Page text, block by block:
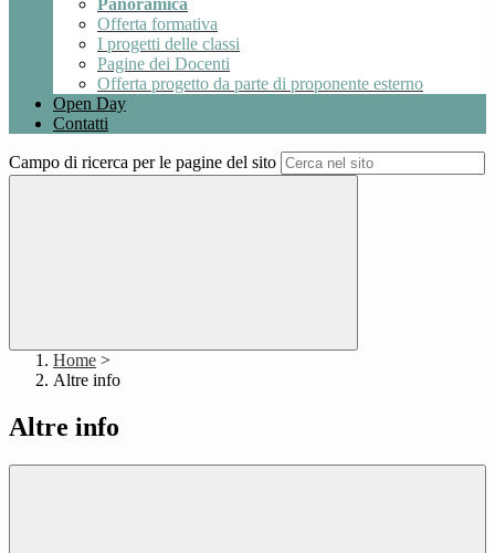
Panoramica
Offerta formativa
I progetti delle classi
Pagine dei Docenti
Offerta progetto da parte di proponente esterno
Open Day
Contatti
Campo di ricerca per le pagine del sito
Home >
Altre info
Altre info